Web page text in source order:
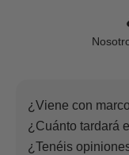
¿Viene con
¿Cuánto tardará
¿Tenéis